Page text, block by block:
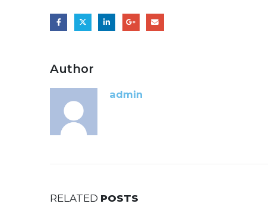
Author
admin
RELATED POSTS